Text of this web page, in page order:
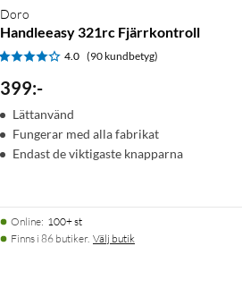
Doro
Handleeasy 321rc Fjärrkontroll
4.0 (90 kundbetyg)
399:-
Lättanvänd
Fungerar med alla fabrikat
Endast de viktigaste knapparna
Online: 100+ st
Finns i 86 butiker. Välj butik